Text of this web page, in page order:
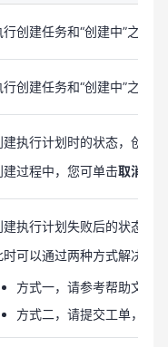
行创建任务和“创建中”之间
行创建任务和“创建中”之间
建执行计划时的状态，创建
建过程中，您可单击取消创建
建执行计划失败后的状态，
时可以通过两种方式解决问
方式一，请参考帮助文档
方式二，请提交工单，由